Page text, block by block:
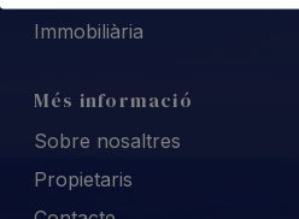
Immobiliària
Més informació
Sobre nosaltres
Propietaris